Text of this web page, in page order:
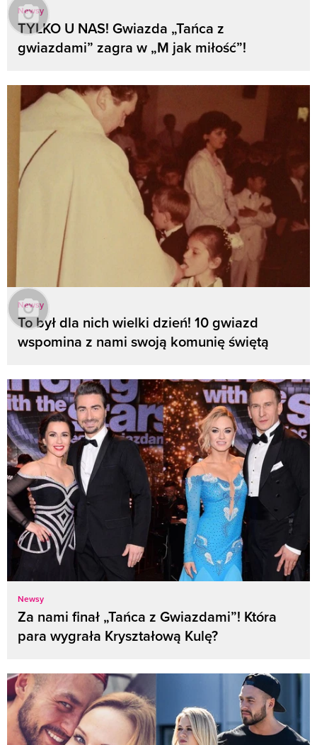
Newsy
TYLKO U NAS! Gwiazda „Tańca z
gwiazdami” zagra w „M jak miłość”!
Newsy
To był dla nich wielki dzień! 10 gwiazd
wspomina z nami swoją komunię świętą
Newsy
Za nami finał „Tańca z Gwiazdami”! Która
para wygrała Kryształową Kulę?